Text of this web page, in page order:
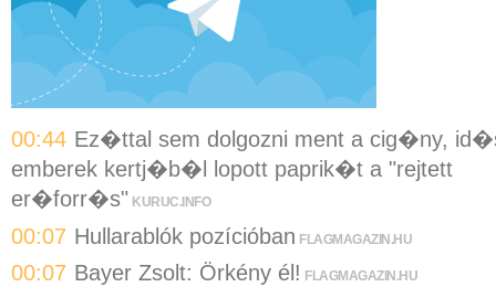
00:44 Ez�ttal sem dolgozni ment a cig�ny,
emberek kertj�b�l lopott paprik�t a "rejtett
er�forr�s" KURUC.INFO
00:07 Hullarablók pozícióban FLAGMAGAZIN.HU
00:07 Bayer Zsolt: Örkény él! FLAGMAGAZIN.HU